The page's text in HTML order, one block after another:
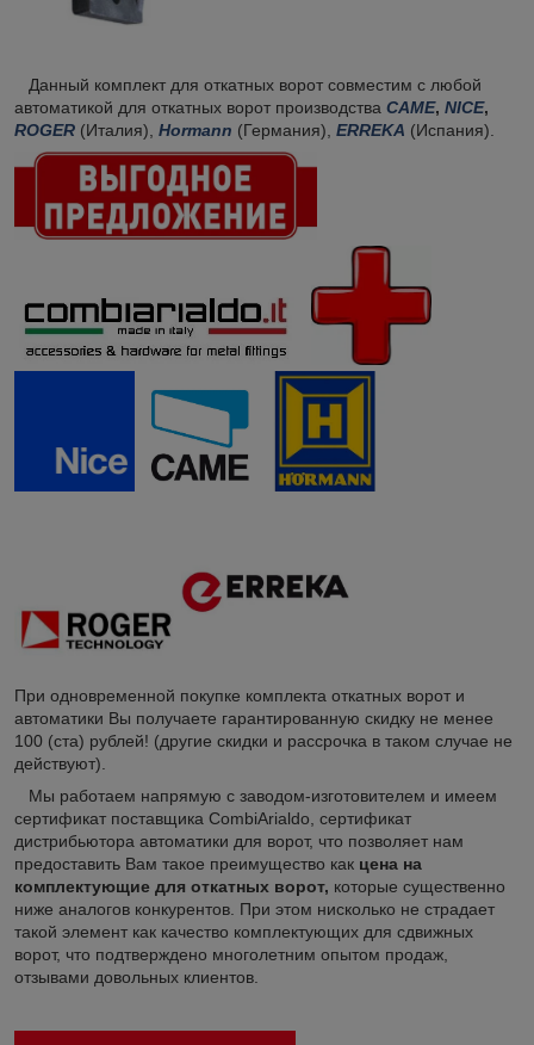
Данный комплект для откатных ворот совместим с любой
автоматикой для откатных ворот производства САМЕ, NICE,
ROGER (Италия), Hormann (Германия), ERREKA (Испания).
При одновременной покупке комплекта откатных ворот и
автоматики Вы получаете гарантированную скидку не менее
100 (ста) рублей! (другие скидки и рассрочка в таком случае не
действуют).
Мы работаем напрямую с заводом-изготовителем и имеем
сертификат поставщика CombiArialdo, сертификат
дистрибьютора автоматики для ворот, что позволяет нам
предоставить Вам такое преимущество как цена на
комплектующие для откатных ворот, которые существенно
ниже аналогов конкурентов. При этом нисколько не страдает
такой элемент как качество комплектующих для сдвижных
ворот, что подтверждено многолетним опытом продаж,
отзывами довольных клиентов.